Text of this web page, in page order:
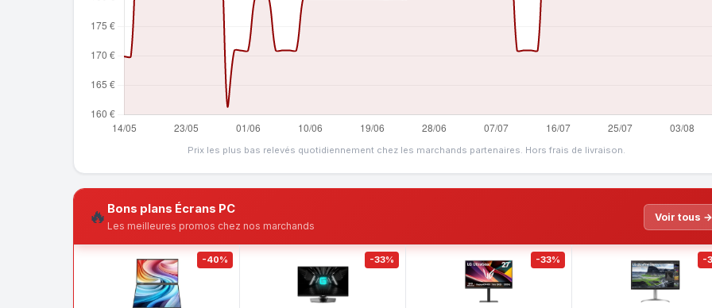
Prix les plus bas relevés quotidiennement chez les marchands partenaires. Hors frais de livraison.
🔥 Bons plans Écrans PC
Les meilleures promos chez nos marchands
Voir tous →
-40% -33% -33% -